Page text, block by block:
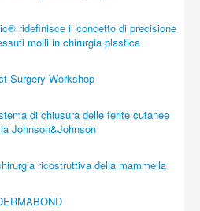
ridefinisce il concetto di precisione
molli in chirurgia plastica
Surgery Workshop
di chiusura delle ferite cutanee
Johnson&Johnson
ricostruttiva della mammella